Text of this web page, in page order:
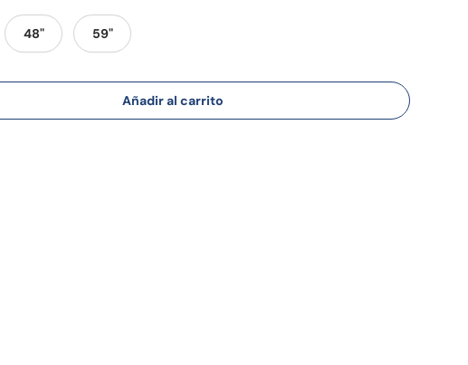
de galería
48" 59"
Añadir al carrito